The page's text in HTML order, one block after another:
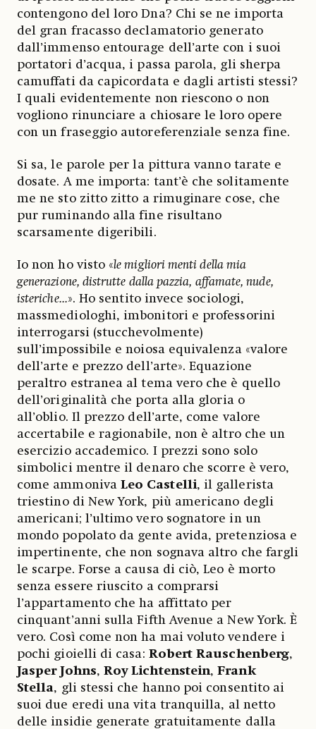
contengono del loro Dna? Chi se ne importa
del gran fracasso declamatorio generato
dall’immenso entourage dell’arte con i suoi
portatori d’acqua, i passa parola, gli sherpa
camuffati da capicordata e dagli artisti stessi?
I quali evidentemente non riescono o non
vogliono rinunciare a chiosare le loro opere
con un fraseggio autoreferenziale senza fine.
Si sa, le parole per la pittura vanno tarate e
dosate. A me importa: tant’è che solitamente
me ne sto zitto zitto a rimuginare cose, che
pur ruminando alla fine risultano
scarsamente digeribili.
Io non ho visto «le migliori menti della mia
generazione, distrutte dalla pazzia, affamate, nude,
isteriche...». Ho sentito invece sociologi,
massmediologhi, imbonitori e professorini
interrogarsi (stucchevolmente)
sull’impossibile e noiosa equivalenza «valore
dell’arte e prezzo dell’arte». Equazione
peraltro estranea al tema vero che è quello
dell’originalità che porta alla gloria o
all’oblio. Il prezzo dell’arte, come valore
accertabile e ragionabile, non è altro che un
esercizio accademico. I prezzi sono solo
simbolici mentre il denaro che scorre è vero,
come ammoniva Leo Castelli, il gallerista
triestino di New York, più americano degli
americani; l’ultimo vero sognatore in un
mondo popolato da gente avida, pretenziosa e
impertinente, che non sognava altro che fargli
le scarpe. Forse a causa di ciò, Leo è morto
senza essere riuscito a comprarsi
l’appartamento che ha affittato per
cinquant’anni sulla Fifth Avenue a New York. È
vero. Così come non ha mai voluto vendere i
pochi gioielli di casa: Robert Rauschenberg,
Jasper Johns, Roy Lichtenstein,Frank
Stella, gli stessi che hanno poi consentito ai
suoi due eredi una vita tranquilla, al netto
delle insidie generate gratuitamente dalla